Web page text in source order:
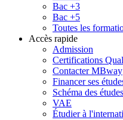
Bac +3
Bac +5
Toutes les
Accès rapide
Admission
Certifications
Contacter MBway
Financer ses
Schéma des études
VAE
Étudier à